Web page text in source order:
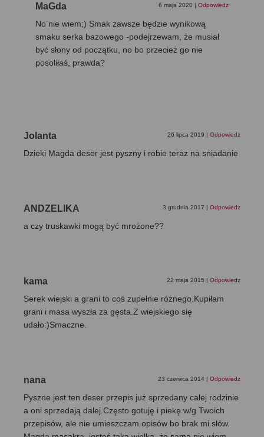
MaGda 6 maja 2020 | Odpowiedz
No nie wiem;) Smak zawsze będzie wynikową
smaku serka bazowego -podejrzewam, że musiał
być słony od początku, no bo przecież go nie
posoliłaś, prawda?
Jolanta 26 lipca 2019 | Odpowiedz
Dzieki Magda deser jest pyszny i robie teraz na sniadanie
ANDZELIKA 3 grudnia 2017 | Odpowiedz
a czy truskawki mogą być mrożone??
kama 22 maja 2015 | Odpowiedz
Serek wiejski a grani to coś zupełnie różnego.Kupiłam
grani i masa wyszła za gęsta.Z wiejskiego się
udało:)Smaczne.
nana 23 czerwca 2014 | Odpowiedz
Pyszne jest ten deser przepis już sprzedany całej rodzinie
a oni sprzedają dalej.Często gotuję i piekę w/g Twoich
przepisów, ale nie umieszczam opisów bo brak mi słów.